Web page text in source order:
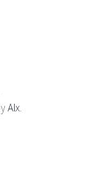
Alx.